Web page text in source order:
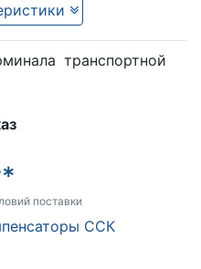
транспортной
поставки
ССК